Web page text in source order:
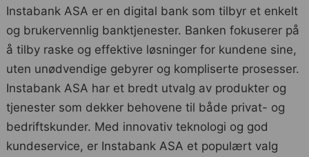
Instabank ASA er en digital bank som tilbyr et enkelt
og brukervennlig banktjenester. Banken fokuserer på
å tilby raske og effektive løsninger for kundene sine,
uten unødvendige gebyrer og kompliserte prosesser.
Instabank ASA har et bredt utvalg av produkter og
tjenester som dekker behovene til både privat- og
bedriftskunder. Med innovativ teknologi og god
kundeservice, er Instabank ASA et populært valg